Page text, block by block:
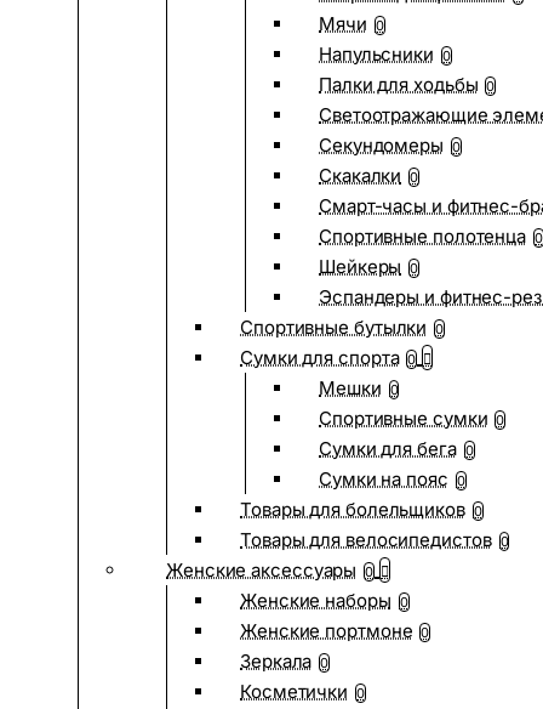
Мячи 0
Напульсники 0
Палки для ходьбы 0
Светоотражающие
Секундомеры 0
Скакалки 0
Смарт-часы и фитнес-
Спортивные полотенца 0
Шейкеры 0
Эспандеры и фитнес-
Спортивные бутылки 0
Сумки для спорта 0
Мешки 0
Спортивные сумки 0
Сумки для бега 0
Сумки на пояс 0
Товары для болельщиков 0
Товары для велосипедистов 0
Женские аксессуары 0
Женские наборы 0
Женские портмоне 0
Зеркала 0
Косметички 0